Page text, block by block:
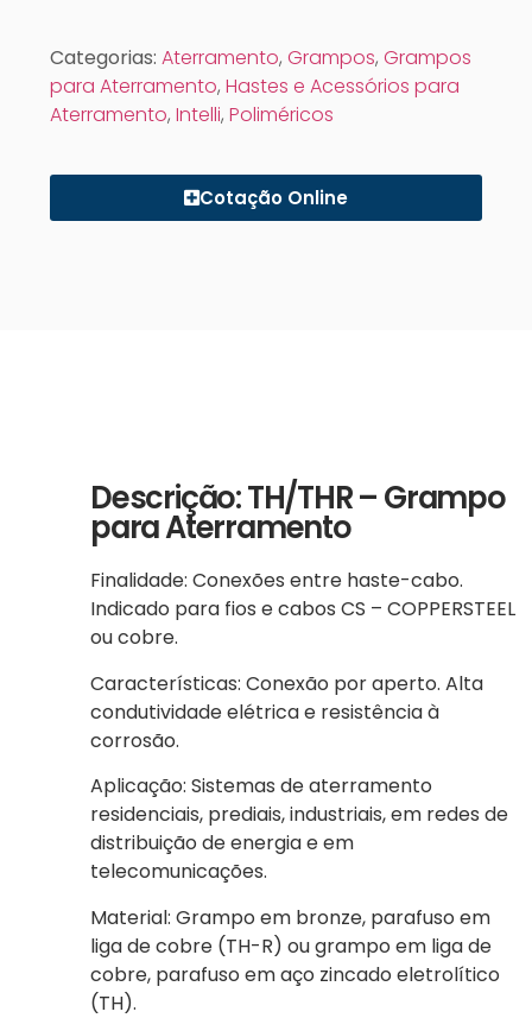
Categorias: Aterramento, Grampos, Grampos
para Aterramento, Hastes e Acessórios para
Aterramento, Intelli, Poliméricos
Cotação Online
Descrição: TH/THR – Grampo
para Aterramento
Finalidade: Conexões entre haste-cabo.
Indicado para fios e cabos CS – COPPERSTEEL
ou cobre.
Características: Conexão por aperto. Alta
condutividade elétrica e resistência à
corrosão.
Aplicação: Sistemas de aterramento
residenciais, prediais, industriais, em redes de
distribuição de energia e em
telecomunicações.
Material: Grampo em bronze, parafuso em
liga de cobre (TH-R) ou grampo em liga de
cobre, parafuso em aço zincado eletrolítico
(TH).